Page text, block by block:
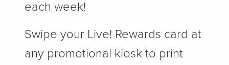
each week!
Swipe your Live! Rewards card at
any promotional kiosk to print